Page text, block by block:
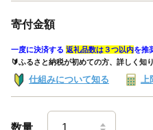
寄付金額
一度に決済する 返礼品数は３つ以内を推
🔰ふるさと納税が初めての方、詳しく知
仕組みについて知る
数量